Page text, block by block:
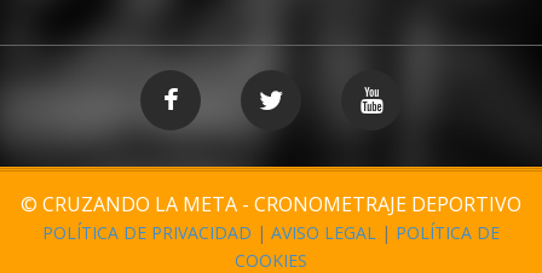
© CRUZANDO LA META - CRONOMETRAJE DEPORTIVO
POLÍTICA DE PRIVACIDAD | AVISO LEGAL | POLÍTICA DE
COOKIES